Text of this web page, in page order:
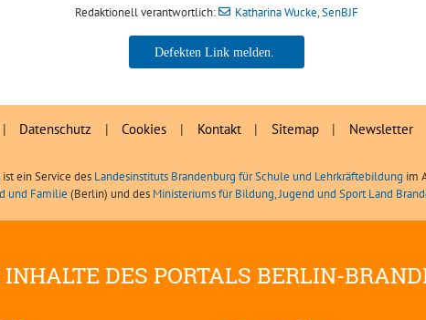
Redaktionell verantwortlich: Katharina Wucke, SenBJF
Katharina Wucke, SenBJF
| Datenschutz | Cookies | Kontakt | Sitemap | Newsletter
ist ein Service des Landesinstituts Brandenburg für Schule und Lehrkräftebildung im
und Familie (Berlin) und des Ministeriums für Bildung, Jugend und Sport Land
DES PORTALS BERLIN-